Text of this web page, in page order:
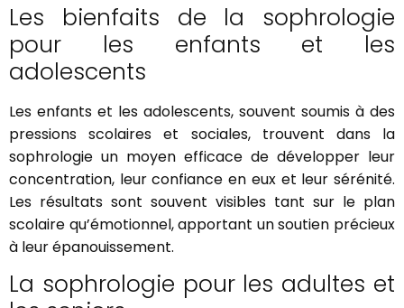
Les bienfaits de la sophrologie
pour les enfants et les
adolescents
Les enfants et les adolescents, souvent soumis à des
pressions scolaires et sociales, trouvent dans la
sophrologie un moyen efficace de développer leur
concentration, leur confiance en eux et leur sérénité.
Les résultats sont souvent visibles tant sur le plan
scolaire qu’émotionnel, apportant un soutien précieux
à leur épanouissement.
La sophrologie pour les adultes et